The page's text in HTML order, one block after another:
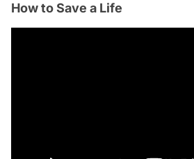
How to Save a Life